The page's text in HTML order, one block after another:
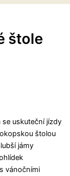
štole
se uskuteční jízdy
štolou
jámy
vánočními